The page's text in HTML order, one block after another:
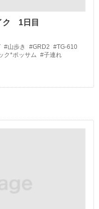
ク 1日目
#山歩き #GRD2 #TG-610
ク*ポッサム #子連れ